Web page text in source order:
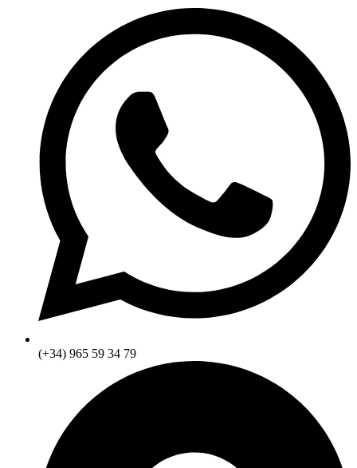
(+34) 965 59 34 79